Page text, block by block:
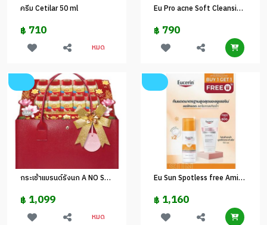
ครีม Cetilar 50 ml
฿ 710
หมด
Eu Pro acne Soft Cleansing foam Save 35%
฿ 790
กระเช้าแบรนด์รังนก A NO SUGAR
฿ 1,099
หมด
Eu Sun Spotless free Amino foam Set
฿ 1,160